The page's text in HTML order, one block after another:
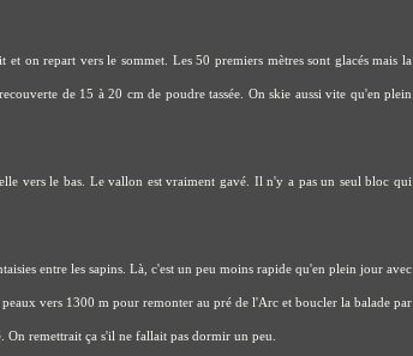
on repart vers le sommet. Les 50 premiers mètres sont glacés mais la
de 15 à 20 cm de poudre tassée. On skie aussi vite qu'en plein
vers le bas. Le vallon est vraiment gavé. Il n'y a pas un seul bloc qui
entre les sapins. Là, c'est un peu moins rapide qu'en plein jour avec
vers 1300 m pour remonter au pré de l'Arc et boucler la balade par
remettrait ça s'il ne fallait pas dormir un peu.